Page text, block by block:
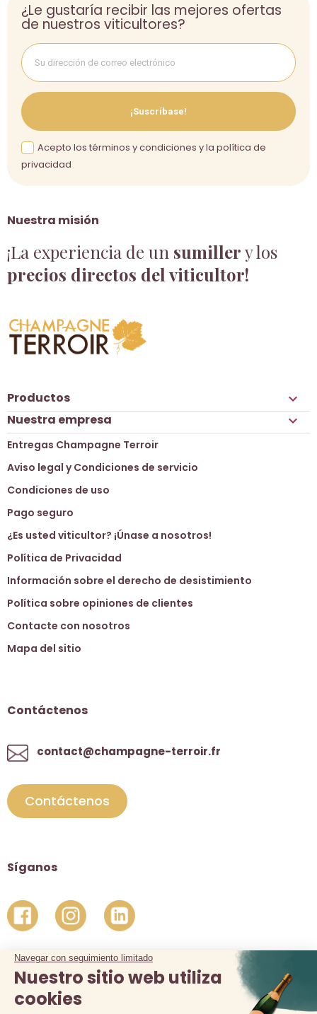
Nuestra misión
¡La experiencia de un sumillery los
precios directos del viticultor!
¿Le gustaría recibir las mejores ofertas
de nuestros viticultores?
¡Suscríbase!
Acepto los términos y condiciones y la política de
privacidad
Productos 
Nuestra empresa 
Entregas Champagne Terroir
Aviso legal y Condiciones de servicio
Condiciones de uso
Pago seguro
¿Es usted viticultor? ¡Únase a nosotros!
Política de Privacidad
Información sobre el derecho de desistimiento
Política sobre opiniones de clientes
Contacte con nosotros
Mapa del sitio
Contáctenos
contact@champagne-terroir.fr
Contáctenos
Síganos